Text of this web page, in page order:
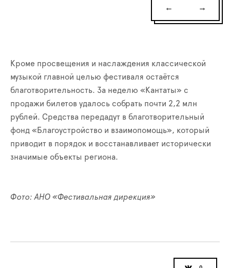
← →
Кроме просвещения и наслаждения классической
музыкой главной целью фестиваля остаётся
благотворительность. За неделю «Кантаты» с
продажи билетов удалось собрать почти 2,2 млн
рублей. Средства передадут в благотворительный
фонд «Благоустройство и взаимопомощь», который
приводит в порядок и восстанавливает исторически
значимые объекты региона.
Фото: АНО «Фестивальная дирекция»